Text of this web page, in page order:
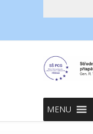
MENU